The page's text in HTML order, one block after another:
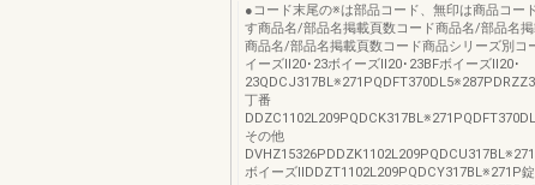
●コード末尾の※は部品コード、無印は商品コー
す商品名/部品名掲載頁数コード商品名/部品名
商品名/部品名掲載頁数コード商品シリーズ別コ
イーズⅡ20･23ボイーズⅡ20･23BFボイーズⅡ20･
丁番
その他
ボイーズⅡDDZT1102L209PQDCY317BL※271P錠